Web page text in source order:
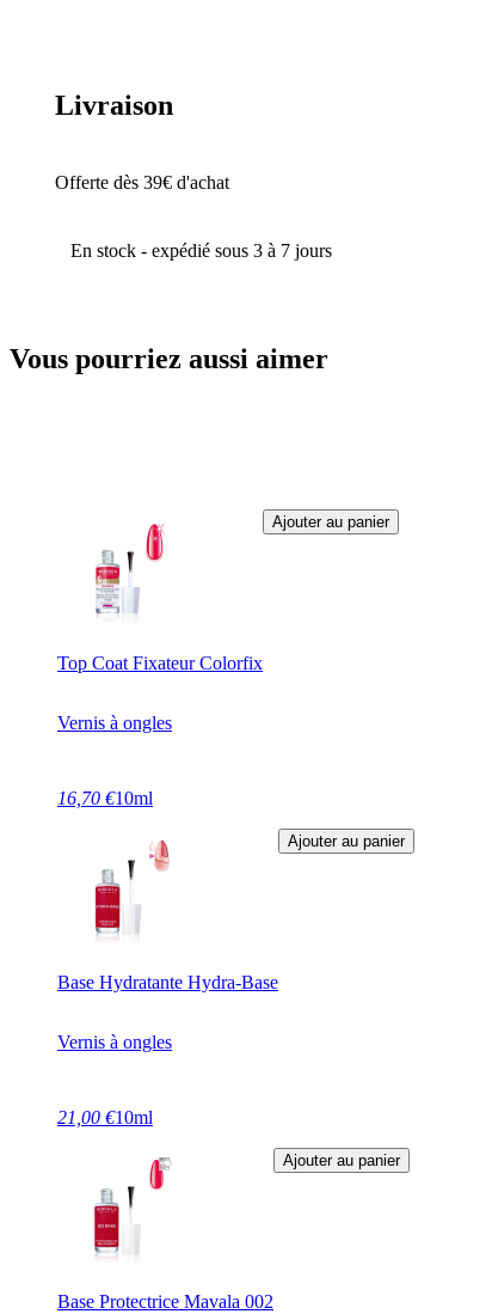
Livraison
Offerte dès 39€ d'achat
En stock - expédié sous 3 à 7 jours
Vous pourriez aussi aimer
Top Coat Fixateur Colorfix
Vernis à ongles
16,70 €10ml
Ajouter au panier
Base Hydratante Hydra-Base
Vernis à ongles
21,00 €10ml
Ajouter au panier
Base Protectrice Mavala 002
Ajouter au panier